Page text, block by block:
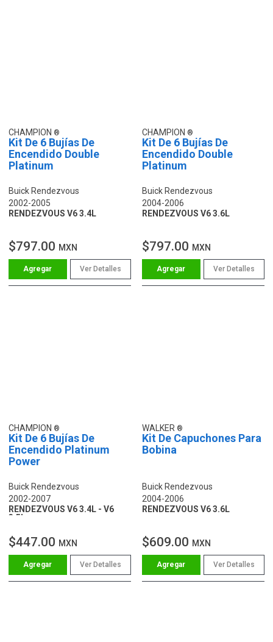
CHAMPION
Kit De 6 Bujías De
Encendido Double
Platinum
Buick Rendezvous
2002-2005
RENDEZVOUS V6 3.4L
$797.00 MXN
Ver Detalles
CHAMPION
Kit De 6 Bujías De
Encendido Double
Platinum
Buick Rendezvous
2004-2006
RENDEZVOUS V6 3.6L
$797.00 MXN
Ver Detalles
CHAMPION
Kit De 6 Bujías De
Encendido Platinum
Power
Buick Rendezvous
2002-2007
RENDEZVOUS V6 3.4L - V6
3.5L
$447.00 MXN
Ver Detalles
WALKER
Kit De Capuchones Para
Bobina
Buick Rendezvous
2004-2006
RENDEZVOUS V6 3.6L
$609.00 MXN
Ver Detalles